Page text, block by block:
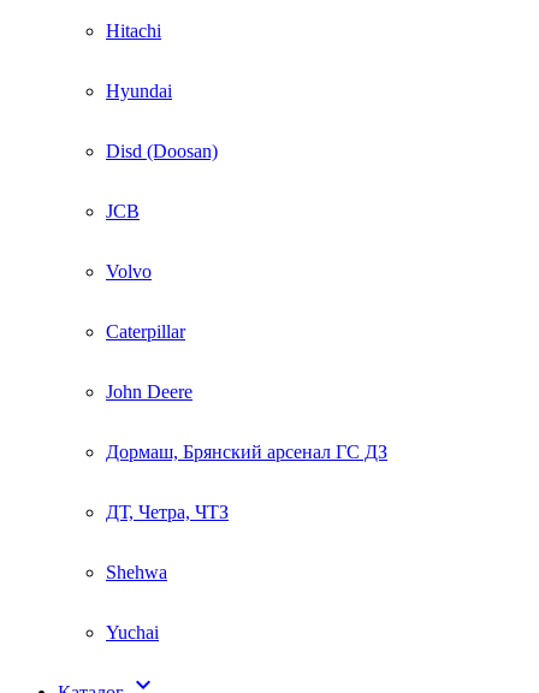
Hitachi
Hyundai
Disd (Doosan)
JCB
Volvo
Caterpillar
John Deere
Дормаш, Брянский арсенал ГС ДЗ
ДТ, Четра, ЧТЗ
Shehwa
Yuchai
